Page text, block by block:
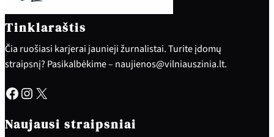
Tinklaraštis
Čia ruošiasi karjerai jaunieji žurnalistai. Turite įdomų
straipsnį? Pasikalbėkime – naujienos@vilniauszinia.lt.
Facebook Instagram X
Naujausi straipsniai